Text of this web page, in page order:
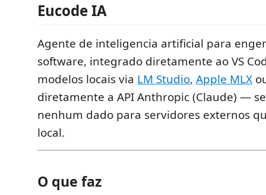
Eucode IA
Agente de inteligencia artificial para
software, integrado diretamente ao VS
modelos locais via LM Studio, Apple MLX
diretamente a API Anthropic (Claude) —
nenhum dado para servidores externos
local.
O que faz